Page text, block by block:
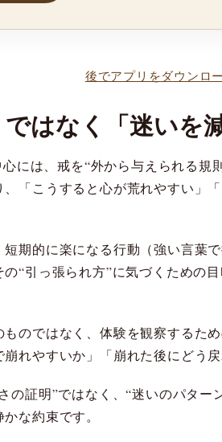
後でアプリをダウンロ
はなく「迷いを
には、戒を“外から与えられる
「こうすると心が荒れやすい」
期的に楽になる行動（強い言葉
“引っ張られ方”に気づくための
のではなく、体験を観察するた
れやすいか」「崩れた後にどう
の証明”ではなく、“迷いのパタ
な約束です。